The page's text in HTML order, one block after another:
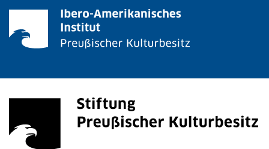
<span lang="de">Stiftung Preußischer Kulturbesitz</
(enlace externo, abre una nueva ventana)